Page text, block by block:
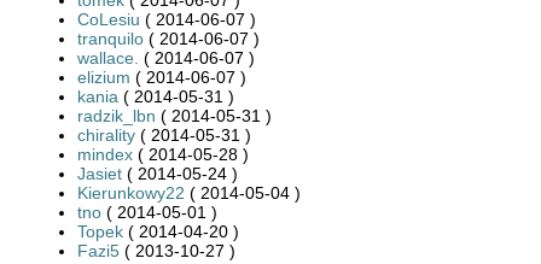
CoLesiu ( 2014-06-07 )
tranquilo ( 2014-06-07 )
wallace. ( 2014-06-07 )
elizium ( 2014-06-07 )
kania ( 2014-05-31 )
radzik_lbn ( 2014-05-31 )
chirality ( 2014-05-31 )
mindex ( 2014-05-28 )
Jasiet ( 2014-05-24 )
Kierunkowy22 ( 2014-05-04 )
tno ( 2014-05-01 )
Topek ( 2014-04-20 )
Fazi5 ( 2013-10-27 )